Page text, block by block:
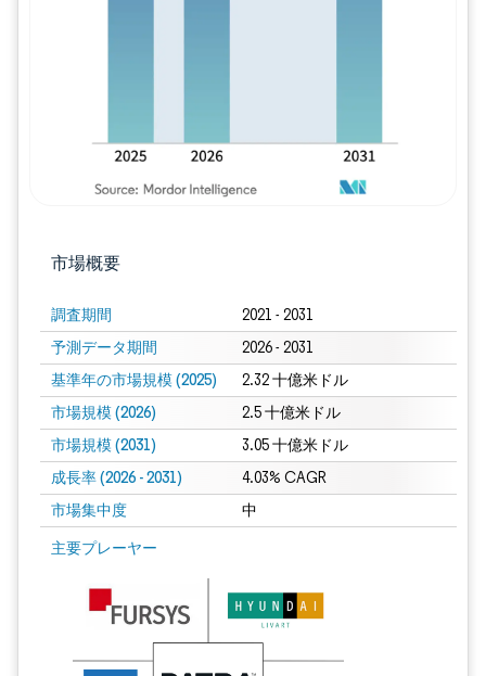
市場概要
調査期間 2021 - 2031
予測データ期間 2026 - 2031
基準年の市場規模 (2025) 2.32 十億米ドル
市場規模 (2026) 2.5 十億米ドル
市場規模 (2031) 3.05 十億米ドル
成長率 (2026 - 2031) 4.03% CAGR
市場集中度 中
主要プレーヤー
画像 © Mordor Intelligence。再利用にはCC BY 4.0の表示が必要です。